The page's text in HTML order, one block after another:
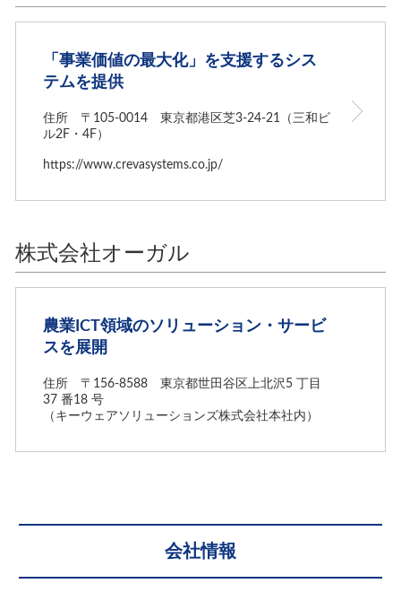
「事業価値の最大化」を支援するシス
テムを提供
住所 〒105-0014 東京都港区芝3-24-21（三和ビ
ル2F・4F）
https://www.crevasystems.co.jp/
株式会社オーガル
農業ICT領域のソリューション・サービ
スを展開
住所 〒156-8588 東京都世田谷区上北沢5 丁目
37 番18 号
（キーウェアソリューションズ株式会社本社内）
会社情報